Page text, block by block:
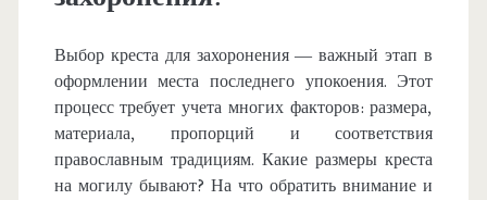
Выбор креста для захоронения — важный этап в
оформлении места последнего упокоения. Этот
процесс требует учета многих факторов: размера,
материала, пропорций и соответствия
православным традициям. Какие размеры креста
на могилу бывают? На что обратить внимание и